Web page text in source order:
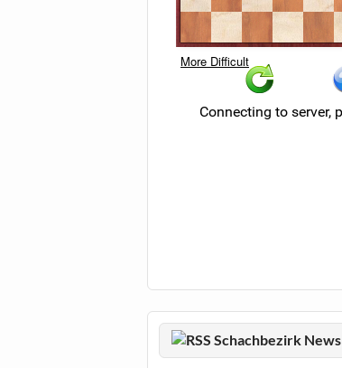
Schachbezirk News